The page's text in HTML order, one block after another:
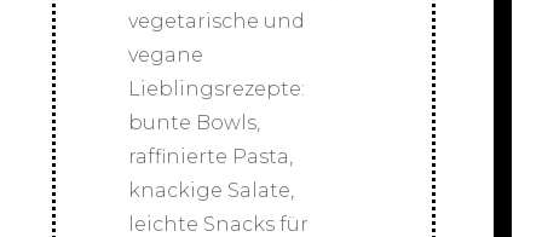
vegetarische und
vegane
Lieblingsrezepte:
bunte Bowls,
raffinierte Pasta,
knackige Salate,
leichte Snacks für